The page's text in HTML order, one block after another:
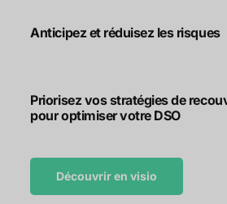
Anticipez et réduisez les risques
Priorisez vos stratégies de
pour optimiser votre DSO
Découvrir en visio